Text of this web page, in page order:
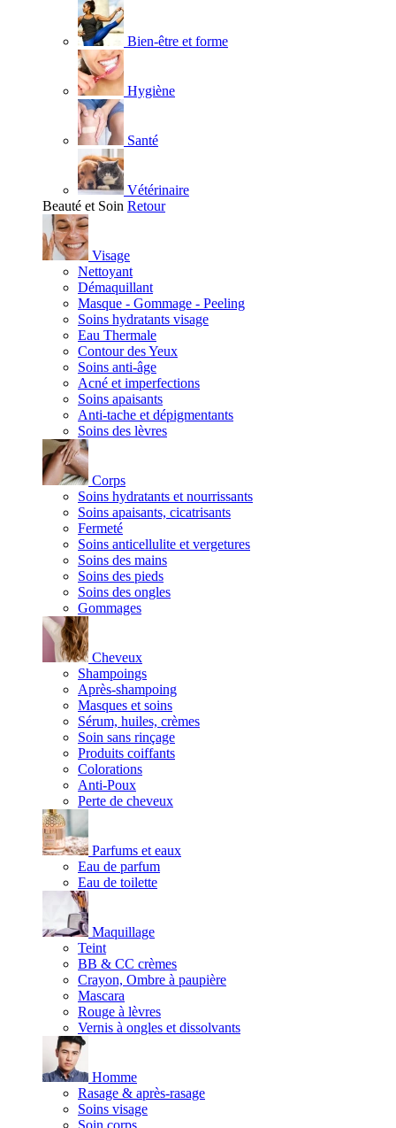
Bien-être et forme
Hygiène
Santé
Vétérinaire
Beauté et Soin Retour
Visage
Nettoyant
Démaquillant
Masque - Gommage - Peeling
Soins hydratants visage
Eau Thermale
Contour des Yeux
Soins anti-âge
Acné et imperfections
Soins apaisants
Anti-tache et dépigmentants
Soins des lèvres
Corps
Soins hydratants et nourrissants
Soins apaisants, cicatrisants
Fermeté
Soins anticellulite et vergetures
Soins des mains
Soins des pieds
Soins des ongles
Gommages
Cheveux
Shampoings
Après-shampoing
Masques et soins
Sérum, huiles, crèmes
Soin sans rinçage
Produits coiffants
Colorations
Anti-Poux
Perte de cheveux
Parfums et eaux
Eau de parfum
Eau de toilette
Maquillage
Teint
BB & CC crèmes
Crayon, Ombre à paupière
Mascara
Rouge à lèvres
Vernis à ongles et dissolvants
Homme
Rasage & après-rasage
Soins visage
Soin corps